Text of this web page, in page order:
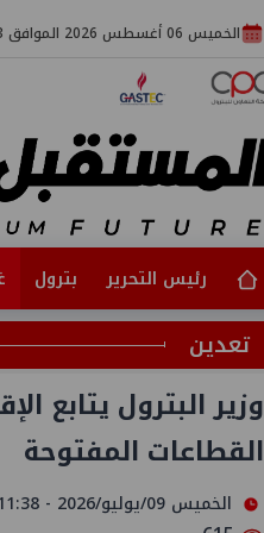
الخميس 06 أغسطس 2026 الموافق 23 صفر 1448
رئيس التحرير بترول
تعدين
وزير البترول يتابع
القطاعات المفتوحة
الخميس 09/يوليو/2026 - 11:38 ص